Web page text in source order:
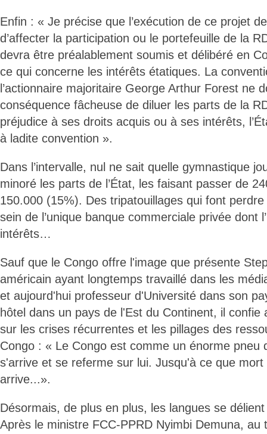
Enfin : « Je précise que l’exécution de ce projet
d’affecter la participation ou le portefeuille de la
devra être préalablement soumis et délibéré en
ce qui concerne les intérêts étatiques. La
l’actionnaire majoritaire George Arthur Forest ne
conséquence fâcheuse de diluer les parts de la
préjudice à ses droits acquis ou à ses intérêts,
à ladite convention ».
Dans l’intervalle, nul ne sait quelle gymnastique
minoré les parts de l’État, les faisant passer de
150.000 (15%). Des tripatouillages qui font perdre
sein de l’unique banque commerciale privée dont
intérêts…
Sauf que le Congo offre l'image que présente
américain ayant longtemps travaillé dans les
et aujourd'hui professeur d'Université dans son
hôtel dans un pays de l'Est du Continent, il confie
sur les crises récurrentes et les pillages des
Congo : « Le Congo est comme un énorme pneu
s'arrive et se referme sur lui. Jusqu'à ce que
arrive...».
Désormais, de plus en plus, les langues se
Après le ministre FCC-PPRD Nyimbi Demuna, au